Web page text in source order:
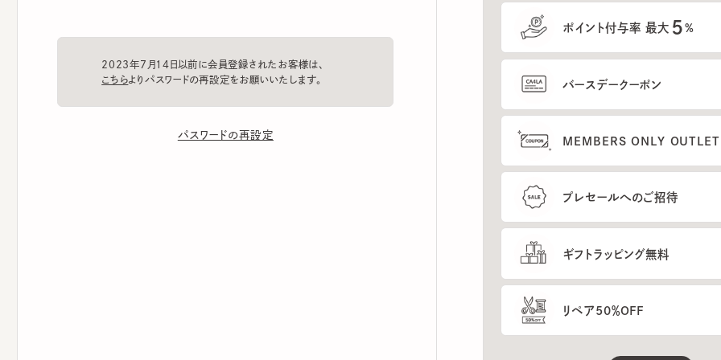
2023年7月14日以前に会員登録されたお客様は、
パスワードの再設定
ポイント付与率 最大 %
バースデークーポン
MEMBERS ONLY OUTLETのご
プレセールへのご招待
ギフトラッピング無料
リペア50％OFF